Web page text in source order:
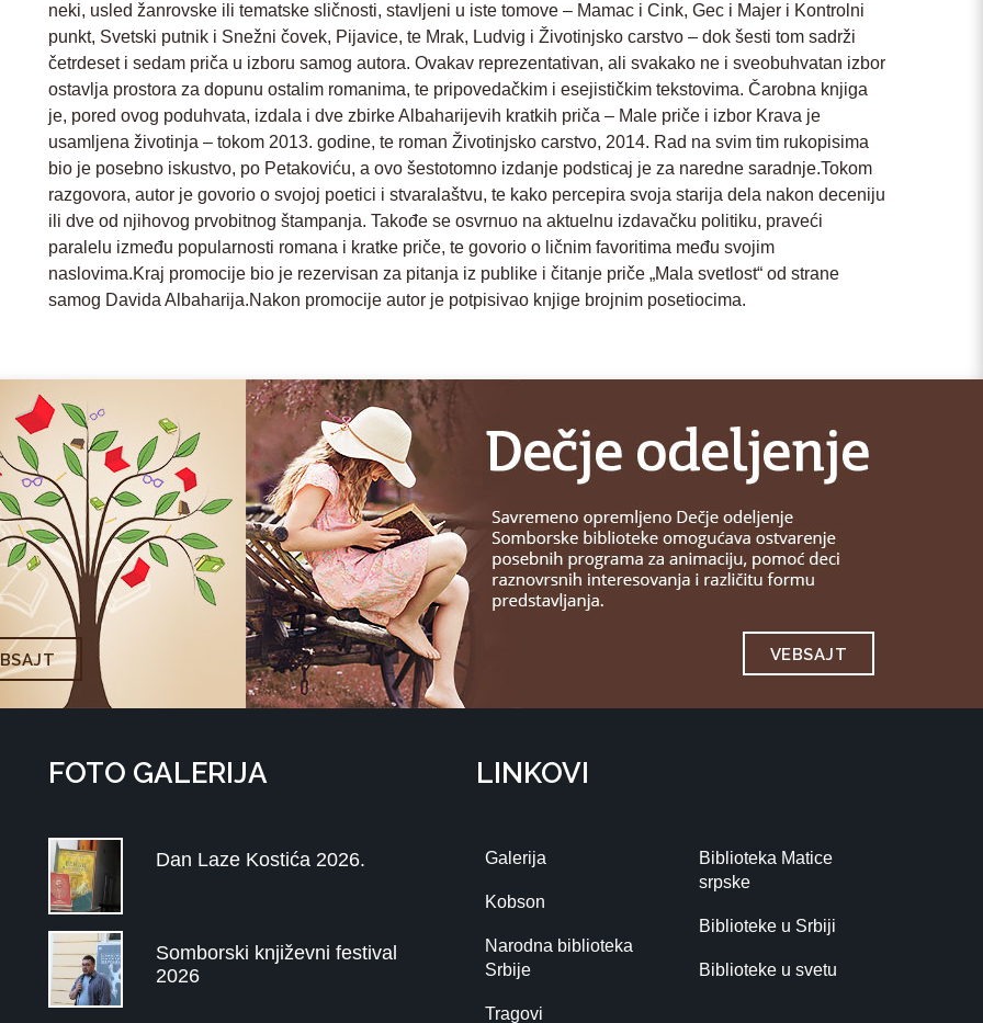
neki, usled žanrovske ili tematske sličnosti, stavljeni u iste tomove – Mamac i Cink, Gec i Majer i Kontrolni
punkt, Svetski putnik i Snežni čovek, Pijavice, te Mrak, Ludvig i Životinjsko carstvo – dok šesti tom sadrži
četrdeset i sedam priča u izboru samog autora. Ovakav reprezentativan, ali svakako ne i sveobuhvatan izbor
ostavlja prostora za dopunu ostalim romanima, te pripovedačkim i esejističkim tekstovima. Čarobna knjiga
je, pored ovog poduhvata, izdala i dve zbirke Albaharijevih kratkih priča – Male priče i izbor Krava je
usamljena životinja – tokom 2013. godine, te roman Životinjsko carstvo, 2014. Rad na svim tim rukopisima
bio je posebno iskustvo, po Petakoviću, a ovo šestotomno izdanje podsticaj je za naredne saradnje.Tokom
razgovora, autor je govorio o svojoj poetici i stvaralaštvu, te kako percepira svoja starija dela nakon deceniju
ili dve od njihovog prvobitnog štampanja. Takođe se osvrnuo na aktuelnu izdavačku politiku, praveći
paralelu između popularnosti romana i kratke priče, te govorio o ličnim favoritima među svojim
naslovima.Kraj promocije bio je rezervisan za pitanja iz publike i čitanje priče „Mala svetlost“ od strane
samog Davida Albaharija.Nakon promocije autor je potpisivao knjige brojnim posetiocima.
VEBSAJT
FOTO GALERIJA
Dan Laze Kostića 2026.
Somborski književni festival
2026
LINKOVI
Galerija
Kobson
Narodna biblioteka
Srbije
Tragovi
Biblioteka Matice
srpske
Biblioteke u Srbiji
Biblioteke u svetu